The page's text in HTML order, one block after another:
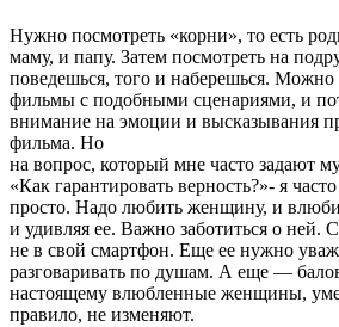
Нужно посмотреть «корни», то есть
маму, и папу. Затем посмотреть на
поведешься, того и наберешься. Можно
фильмы с подобными сценариями, и
внимание на эмоции и высказывания
фильма. Но
на вопрос, который мне часто задают
«Как гарантировать верность?»- я
просто. Надо любить женщину, и
и удивляя ее. Важно заботиться о ней.
не в свой смартфон. Еще ее нужно
разговаривать по душам. А еще —
настоящему влюбленные женщины,
правило, не изменяют.